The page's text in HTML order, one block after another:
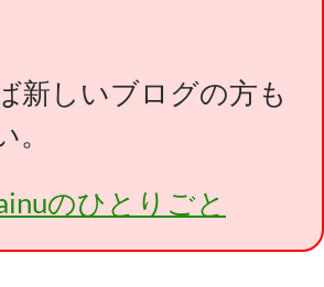
新しいブログの方も
。
のひとりごと